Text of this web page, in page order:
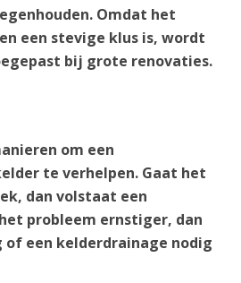
Omdat het
een stevige klus is, wordt
bij grote renovaties.
om een
te verhelpen. Gaat het
dan volstaat een
probleem ernstiger, dan
een kelderdrainage nodig